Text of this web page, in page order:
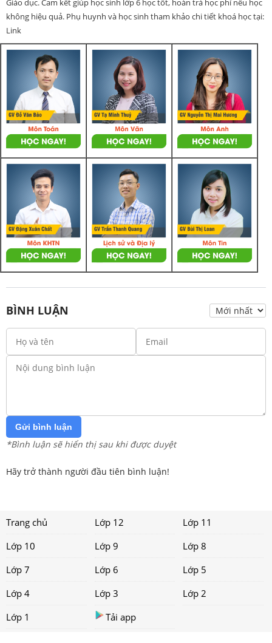
không hiệu quả. Phụ huynh và học sinh tham khảo chi tiết khoá học tại:
Link
BÌNH LUẬN
Gửi bình luận
*Bình luận sẽ hiển thị sau khi được duyệt
Hãy trở thành người đầu tiên bình luận!
Trang chủ Lớp 12
Lớp 11
Lớp 10
Lớp 9
Lớp 8
Lớp 7
Lớp 6
Lớp 5
Lớp 4
Lớp 3
Lớp 2
Lớp 1
Tải app